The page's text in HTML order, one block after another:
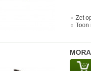
Zet
Toon